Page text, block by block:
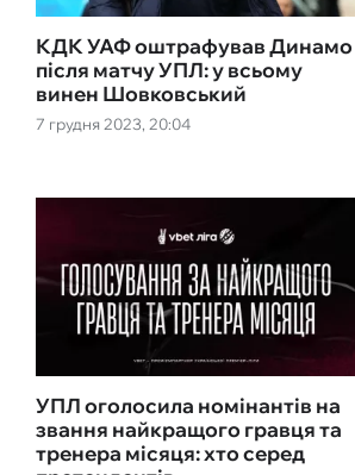
7 грудня 2023, 20:04
КДК УАФ оштрафував Динамо
після матчу УПЛ: у всьому
винен Шовковський
УПЛ оголосила номінантів на
звання найкращого гравця та
тренера місяця: хто серед